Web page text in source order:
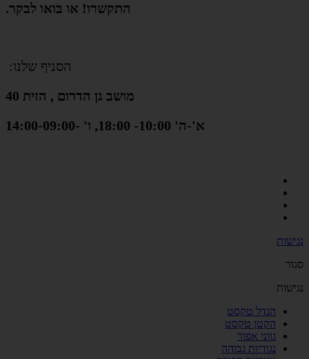
התקשרו! או בואו לבקר.
הסניף שלנו:
מושב גן הדרום , הזית 40
א'-ה' 10:00- 18:00, ו' -14:00-09:00
נגישות
סגור
נגישות
הגדל טקסט
הקטן טקסט
גווני אפור
נגודיות גבוהה